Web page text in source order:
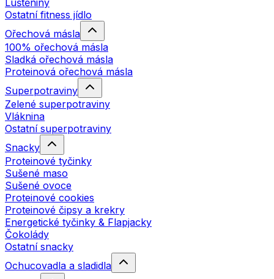
Luštěniny
Ostatní fitness jídlo
Ořechová másla
100% ořechová másla
Sladká ořechová másla
Proteinová ořechová másla
Superpotraviny
Zelené superpotraviny
Vláknina
Ostatní superpotraviny
Snacky
Proteinové tyčinky
Sušené maso
Sušené ovoce
Proteinové cookies
Proteinové čipsy a krekry
Energetické tyčinky & Flapjacky
Čokolády
Ostatní snacky
Ochucovadla a sladidla